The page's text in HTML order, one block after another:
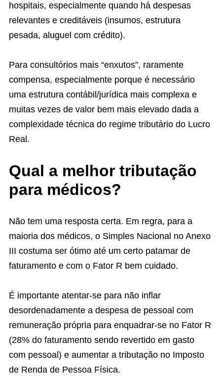
hospitais, especialmente quando há despesas
relevantes e creditáveis (insumos, estrutura
pesada, aluguel com crédito).
Para consultórios mais “enxutos”, raramente
compensa, especialmente porque é necessário
uma estrutura contábil/jurídica mais complexa e
muitas vezes de valor bem mais elevado dada a
complexidade técnica do regime tributário do Lucro
Real.
Qual a melhor tributação
para médicos?
Não tem uma resposta certa. Em regra, para a
maioria dos médicos, o Simples Nacional no Anexo
III costuma ser ótimo até um certo patamar de
faturamento e com o Fator R bem cuidado.
É importante atentar-se para não inflar
desordenadamente a despesa de pessoal com
remuneração própria para enquadrar-se no Fator R
(28% do faturamento sendo revertido em gasto
com pessoal) e aumentar a tributação no Imposto
de Renda de Pessoa Física.